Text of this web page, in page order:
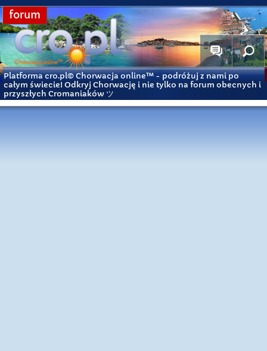
forum
Platforma cro.pl© Chorwacja online™ - podróżuj z nami po
całym świecie! Odkryj Chorwację i nie tylko na forum obecnych i
przyszłych Cromaniaków ツ